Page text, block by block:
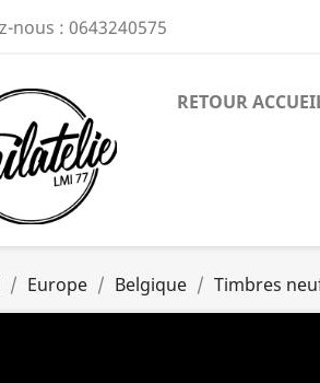
nous : 0643240575
RETOUR
Europe Belgique Timbres